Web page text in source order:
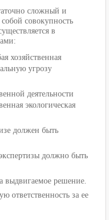
сложный и
совокупность
в
хозяйственная
угрозу
деятельности
экологическая
должен быть
должно быть
выдвигаемое решение.
ответственность за ее